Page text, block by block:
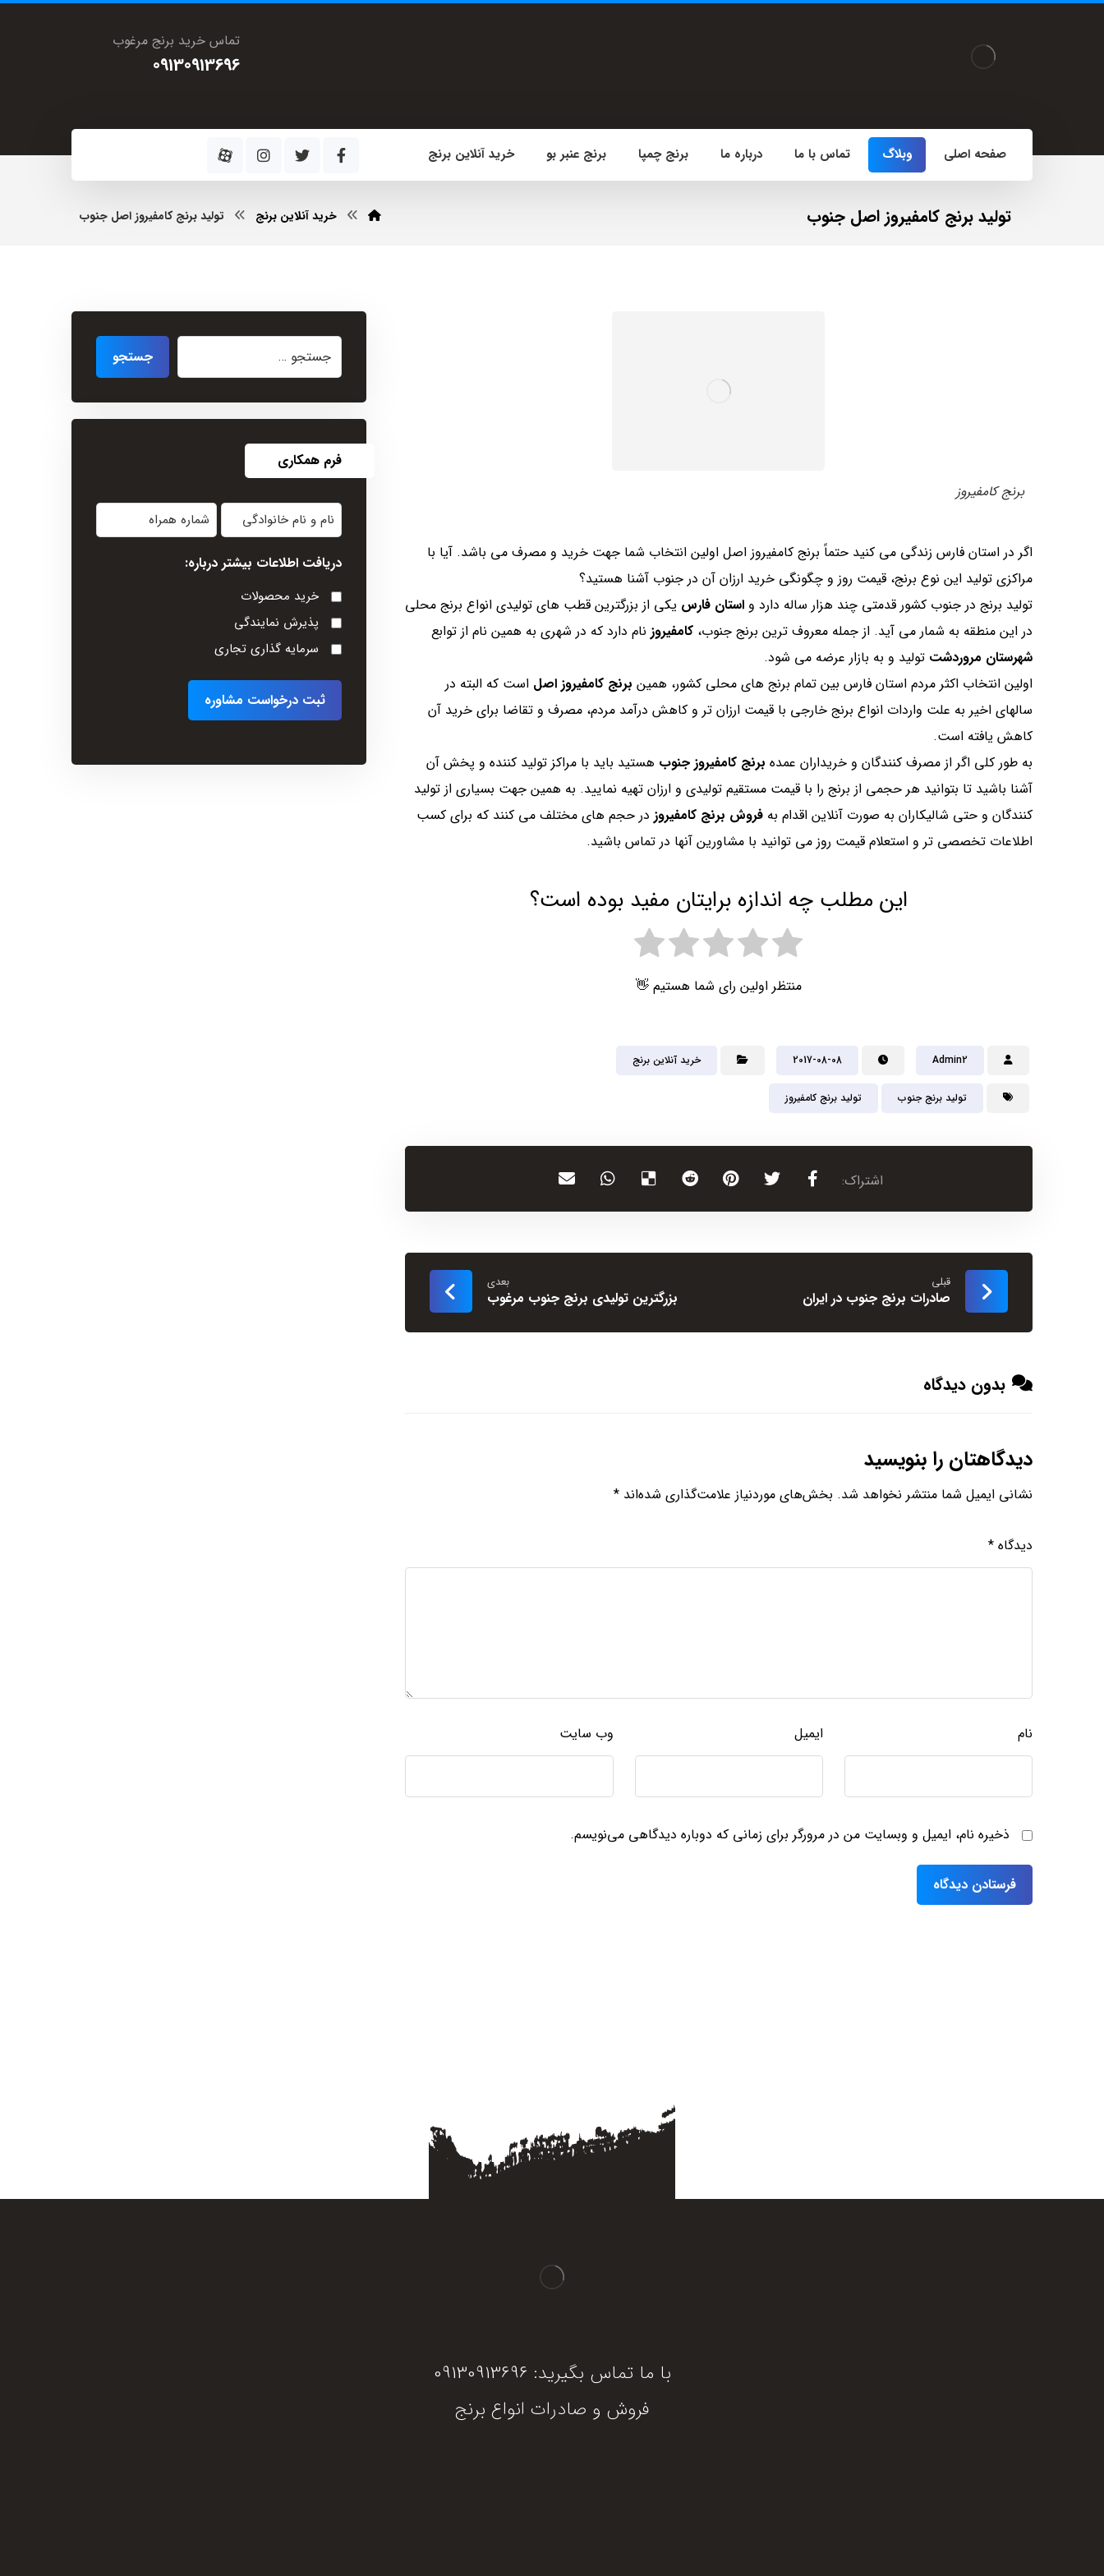
تماس خرید برنج مرغوب
09130913696
صفحه اصلی وبلاگ تماس با ما درباره ما برنج چمپا برنج عنبر بو خرید آنلاین برنج
تولید برنج کامفیروز اصل جنوب خرید آنلاین برنج تولید برنج کامفیروز اصل جنوب
برنج کامفیروز
اگر در استان فارس زندگی می کنید حتماً برنج کامفیروز اصل اولین انتخاب شما جهت خرید و مصرف می باشد. آیا با
مراکزی تولید این نوع برنج، قیمت روز و چگونگی خرید ارزان آن در جنوب آشنا هستید؟
تولید برنج در جنوب کشور قدمتی چند هزار ساله دارد و استان فارس یکی از بزرگترین قطب های تولیدی انواع برنج محلی
در این منطقه به شمار می آید. از جمله معروف ترین برنج جنوب، کامفیروز نام دارد که در شهری به همین نام از توابع
شهرستان مروردشت تولید و به بازار عرضه می شود.
اولین انتخاب اکثر مردم استان فارس بین تمام برنج های محلی کشور، همین برنج کامفیروز اصل است که البته در
سالهای اخیر به علت واردات انواع برنج خارجی با قیمت ارزان تر و کاهش درآمد مردم، مصرف و تقاضا برای خرید آن
کاهش یافته است.
به طور کلی اگر از مصرف کنندگان و خریداران عمده برنج کامفیروز جنوب هستید باید با مراکز تولید کننده و پخش آن
آشنا باشید تا بتوانید هر حجمی از برنج را با قیمت مستقیم تولیدی و ارزان تهیه نمایید. به همین جهت بسیاری از تولید
کنندگان و حتی شالیکاران به صورت آنلاین اقدام به فروش برنج کامفیروز در حجم های مختلف می کنند که برای کسب
اطلاعات تخصصی تر و استعلام قیمت روز می توانید با مشاورین آنها در تماس باشید.
این مطلب چه اندازه برایتان مفید بوده است؟
منتظر اولین رای شما هستیم 👋
Admin2
2017-08-08 خرید آنلاین برنج
تولید برنج جنوب تولید برنج کامفیروز
قبلی
صادرات برنج جنوب در ایران
بعدی
بزرگترین تولیدی برنج جنوب مرغوب
بدون دیدگاه
دیدگاهتان را بنویسید
نشانی ایمیل شما منتشر نخواهد شد. بخش‌های موردنیاز علامت‌گذاری شده‌اند *
دیدگاه *
نام ایمیل وب‌ سایت
ذخیره نام، ایمیل و وبسایت من در مرورگر برای زمانی که دوباره دیدگاهی می‌نویسم.
فرم همکاری
نام
و
نام
خانوادگی
(Required)
شماره
همراه
دریافت اطلاعات بیشتر درباره:
خرید محصولات
پذیرش نمایندگی
سرمایه گذاری تجاری
با ما تماس بگیرید: 09130913696
فروش و صادرات انواع برنج